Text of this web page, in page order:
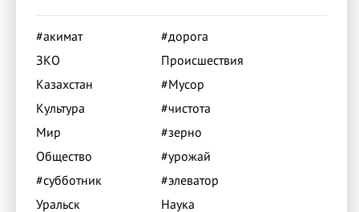
#акимат
ЗКО
Казахстан
Культура
Мир
Общество
#субботник
Уральск
#дорога
Происшествия
#Мусор
#чистота
#зерно
#урожай
#элеватор
Наука